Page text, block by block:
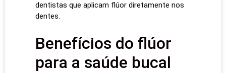
dentistas que aplicam flúor diretamente nos
dentes.
Benefícios do flúor
para a saúde bucal